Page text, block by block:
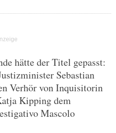
hätte der Titel gepasst:
Sebastian
Verhör von Inquisitorin
Kipping dem
Mascolo